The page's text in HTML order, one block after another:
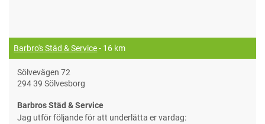
Barbro's Städ & Service- 16 km
Sölvevägen 72
294 39 Sölvesborg
Barbros Städ & Service
Jag utför följande för att underlätta er vardag: